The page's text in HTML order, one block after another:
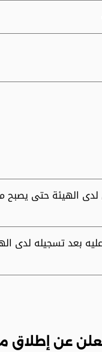
الهيئة حتى يصبح
بعد تسجيله لدى
عن